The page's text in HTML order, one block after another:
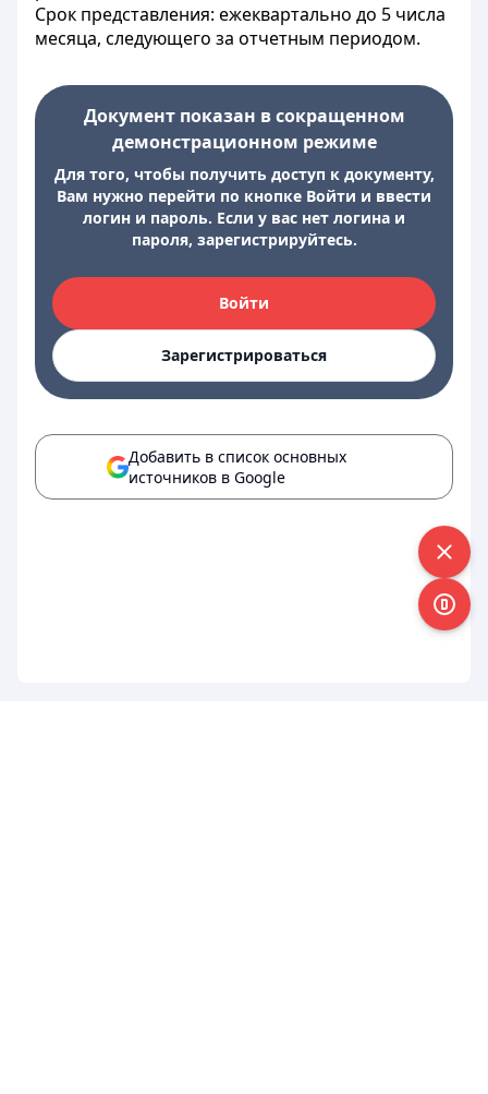
Срок представления: ежеквартально до 5 числа
месяца, следующего за отчетным периодом.
Документ показан в сокращенном
демонстрационном режиме
Для того, чтобы получить доступ к документу,
Вам нужно перейти по кнопке Войти и ввести
логин и пароль. Если у вас нет логина и
пароля, зарегистрируйтесь.
Войти
Зарегистрироваться
Добавить в список основных
источников в Google